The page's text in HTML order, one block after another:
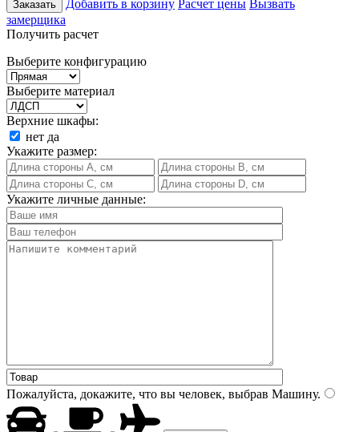
Заказать Добавить в корзину Расчет цены Вызвать
замерщика
Получить расчет
Выберите конфигурацию
Выберите материал
Верхние шкафы:
нет да
Укажите размер:
Укажите личные данные:
Пожалуйста, докажите, что вы человек, выбрав Машину.